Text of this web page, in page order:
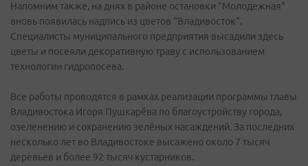
Напомним также, на днях в районе остановки "Молодежная"
вновь появилась надпись из цветов "Владивосток".
Специалисты муниципального предприятия высадили здесь
цветы и посеяли декоративную траву с использованием
технологии гидропосева.
Все работы проводятся в рамках реализации программы главы
Владивостока Игоря Пушкарёва по благоустройству города,
озеленению и сохранению зелёных насаждений. За последних
несколько лет во Владивостоке высажено около 7 тысяч
деревьев и более 92 тысяч кустарников.